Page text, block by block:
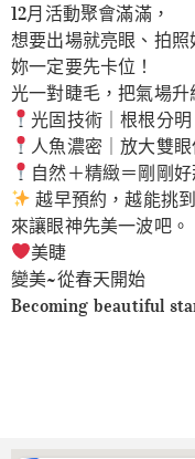
12月活動聚會滿滿，
想要出場就亮眼、拍照
妳一定要先卡位！
光一對睫毛，把氣場升
光固技術｜根根分
人魚濃密｜放大雙
自然＋精緻＝剛剛
越早預約，越能挑
來讓眼神先美一波吧。
美睫
變美~從春天開始
Becoming beautiful